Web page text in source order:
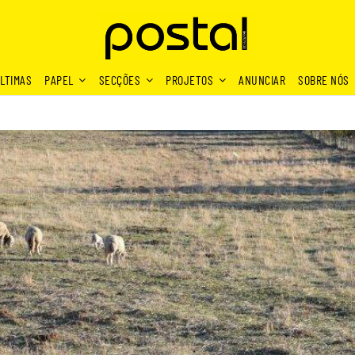
PAPEL SECÇÕES PROJETOS ANUNCIAR SOBRE NÓS